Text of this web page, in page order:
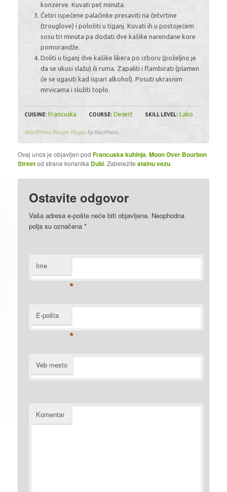
konzerve. Kuvati pet minuta.
Četiri ispečene palačinke presaviti na četvrtine
(trouglove) i položiti u tiganj. Kuvati ih u postojećem
sosu tri minuta pa dodati dve kašike narendane kore
pomorandže.
Doliti u tiganj dve kašike likera po izboru (poželjno je
da se ukusi slažu) ili ruma. Zapaliti i flambirati (plamen
će se ugasiti kad ispari alkohol). Posuti ukrasnim
mrvicama i služiti toplo.
CUISINE: Francuska COURSE: Desert SKILL LEVEL: Lako
WordPress Recipe Pluginby ReciPress
Ovaj unos je objavljen pod Francuska kuhinja, Moon Over Bourbon
Streetod strane korisnika Dubi. Zabeležite stalnu vezu.
Ostavite odgovor
Vaša adresa e-pošte neće biti objavljena. Neophodna
polja su označena*
Ime
*
E-pošta
*
Veb mesto
Komentar